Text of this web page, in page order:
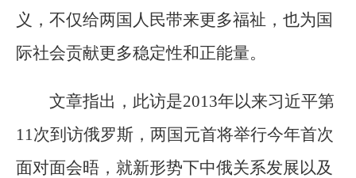
义，不仅给两国人民带来更多福祉，也为国
际社会贡献更多稳定性和正能量。
文章指出，此访是2013年以来习近平第
11次到访俄罗斯，两国元首将举行今年首次
面对面会晤，就新形势下中俄关系发展以及